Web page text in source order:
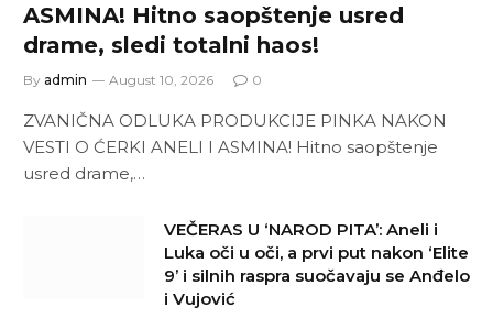
ASMINA! Hitno saopštenje usred
drame, sledi totalni haos!
By admin August 10, 2026 0
ZVANIČNA ODLUKA PRODUKCIJE PINKA NAKON
VESTI O ĆERKI ANELI I ASMINA! Hitno saopštenje
usred drame,…
VEČERAS U ‘NAROD PITA’: Aneli i
Luka oči u oči, a prvi put nakon ‘Elite
9’ i silnih raspra suočavaju se Anđelo
i Vujović